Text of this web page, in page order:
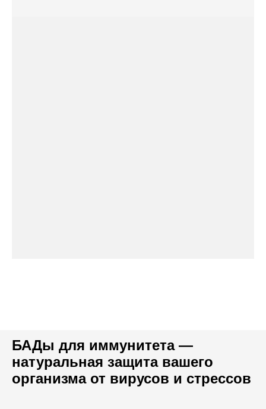
БАДы для иммунитета —
натуральная защита вашего
организма от вирусов и стрессов